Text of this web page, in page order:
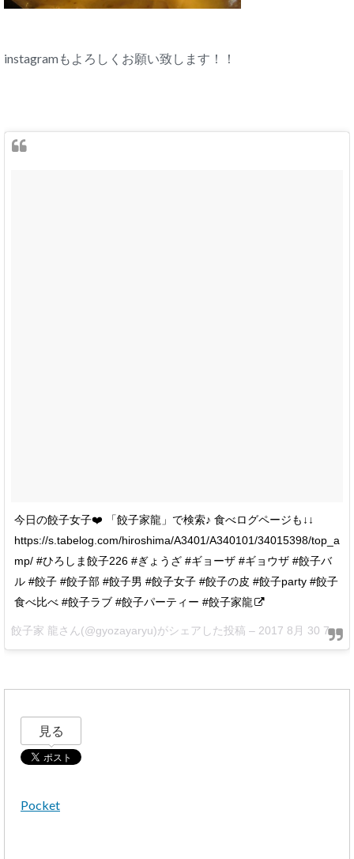
instagramもよろしくお願い致します！！
今日の餃子女子❤️ 「餃子家龍」で検索♪ 食べログページも↓↓
https://s.tabelog.com/hiroshima/A3401/A340101/34015398/top_a
mp/ #ひろしま餃子226 #ぎょうざ #ギョーザ #ギョウザ #餃子バ
ル #餃子 #餃子部 #餃子男 #餃子女子 #餃子の皮 #餃子party #餃子
食べ比べ #餃子ラブ #餃子パーティー #餃子家龍
餃子家 龍さん(@gyozayaryu)がシェアした投稿 – 2017 8月 30 7:34午後 PDT
見る
Pocket